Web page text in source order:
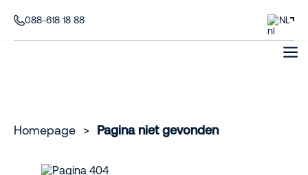
088-618 18 88 NL
Homepage > Pagina niet gevonden